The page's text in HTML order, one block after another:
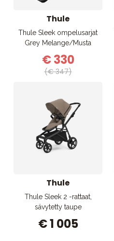
Thule
Thule Sleek ompelusarjat
Grey Melange/Musta
€ 330
(€ 347)
Thule
Thule Sleek 2 -rattaat,
sävytetty taupe
€ 1 005